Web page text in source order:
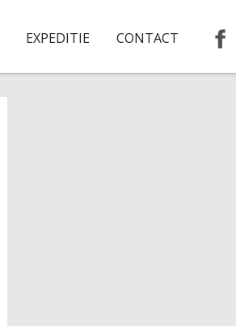
EXPEDITIE CONTACT